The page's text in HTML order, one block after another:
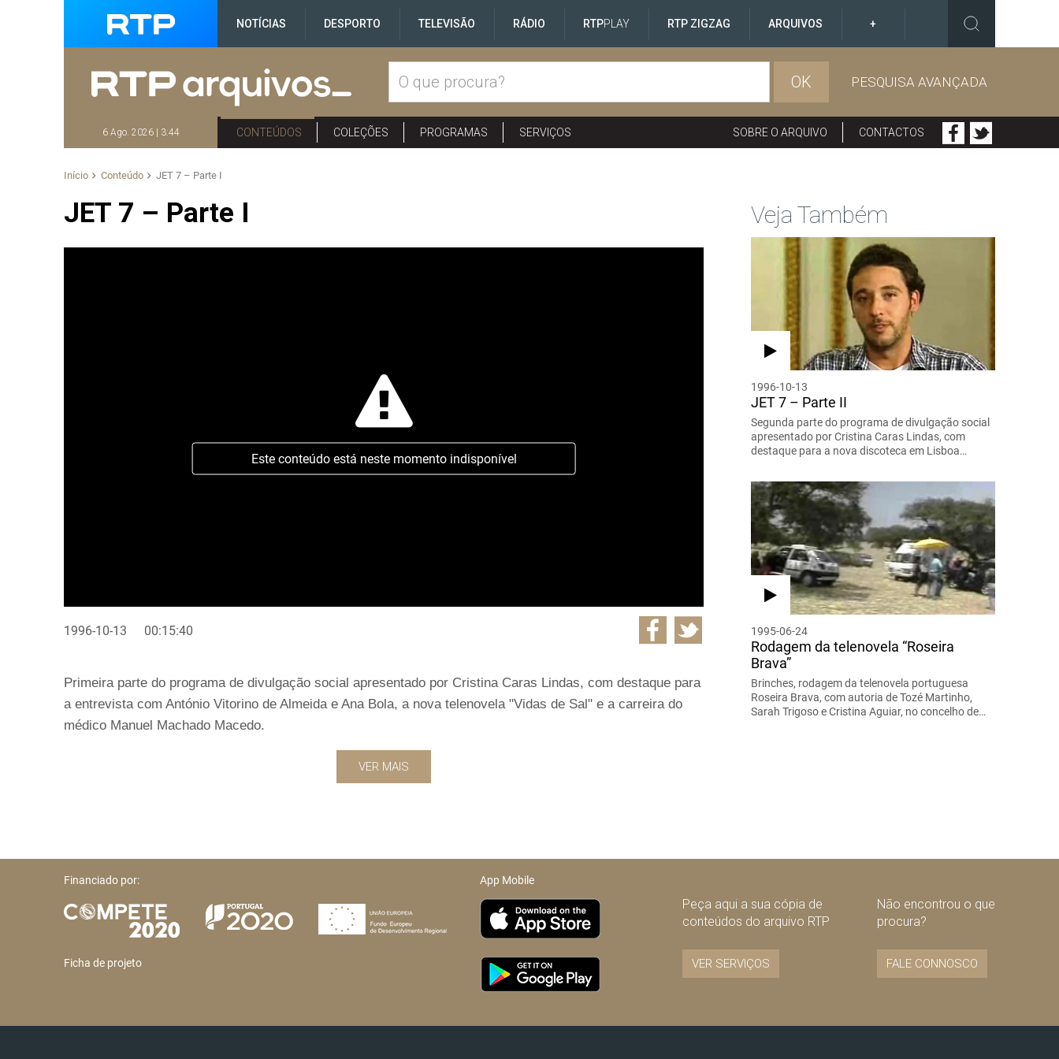
NOTÍCIAS DESPORTO TELEVISÃO RÁDIO RTPPLAY RTP ZIGZAG ARQUIVOS +
OK PESQUISA AVANÇADA
6 Ago. 2026 | 3:44 CONTEÚDOS COLEÇÕES PROGRAMAS SERVIÇOS SOBRE O ARQUIVO CONTACTOS
Início Conteúdo JET 7 – Parte I
JET 7 – Parte I
Este conteúdo está neste momento indisponível
1996-10-13 00:15:40
Primeira parte do programa de divulgação social apresentado por Cristina Caras Lindas, com destaque para
a entrevista com António Vitorino de Almeida e Ana Bola, a nova telenovela "Vidas de Sal" e a carreira do
médico Manuel Machado Macedo.
VER MAIS
Veja Também
1996-10-13
JET 7 – Parte II
Segunda parte do programa de divulgação social
apresentado por Cristina Caras Lindas, com
destaque para a nova discoteca em Lisboa…
1995-06-24
Rodagem da telenovela “Roseira
Brava”
Brinches, rodagem da telenovela portuguesa
Roseira Brava, com autoria de Tozé Martinho,
Sarah Trigoso e Cristina Aguiar, no concelho de…
Financiado por:
Ficha de projeto
App Mobile
Peça aqui a sua cópia de
conteúdos do arquivo RTP
VER SERVIÇOS
Não encontrou o que
procura?
FALE CONNOSCO